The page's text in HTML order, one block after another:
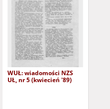
WUŁ: wiadomości NZS
UŁ, nr 5 (kwiecień '89)